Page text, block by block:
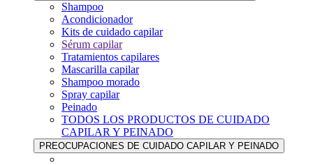
Shampoo
Acondicionador
Kits de cuidado capilar
Sérum capilar
Tratamientos capilares
Mascarilla capilar
Shampoo morado
Spray capilar
Peinado
TODOS LOS PRODUCTOS DE CUIDADO
CAPILAR Y PEINADO
PREOCUPACIONES DE CUIDADO CAPILAR Y PEINADO